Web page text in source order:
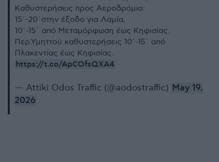
Καθυστερήσεις προς Αεροδρόμιο:
15΄-20΄στην έξοδο για Λαμία,
10΄-15΄ από Μεταμόρφωση έως Κηφισίας.
Περ.Υμηττού καθυστερήσεις 10΄-15΄ από
Πλακεντίας έως Κηφισίας.
https://t.co/ApCOfsQXA4
— Attiki Odos Traffic (@aodostraffic) May 19,
2026